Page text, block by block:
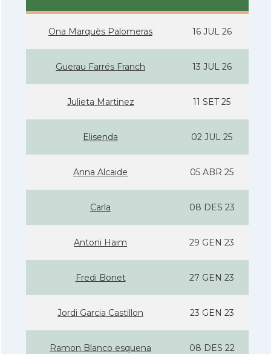
Ona Marquès Palomeras 16 JUL 26
Guerau Farrés Franch 13 JUL 26
Julieta Martinez 11 SET 25
Elisenda 02 JUL 25
Anna Alcaide 05 ABR 25
Carla 08 DES 23
Antoni Haim 29 GEN 23
Fredi Bonet 27 GEN 23
Jordi Garcia Castillon 23 GEN 23
Ramon Blanco esquena 08 DES 22